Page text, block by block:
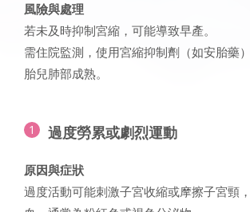
風險與處理
若未及時抑制宮縮，可能導致早產。
需住院監測，使用宮縮抑制劑（如安胎藥
胎兒肺部成熟。
過度勞累或劇烈運動
原因與症狀
過度活動可能刺激子宮收縮或摩擦子宮頸